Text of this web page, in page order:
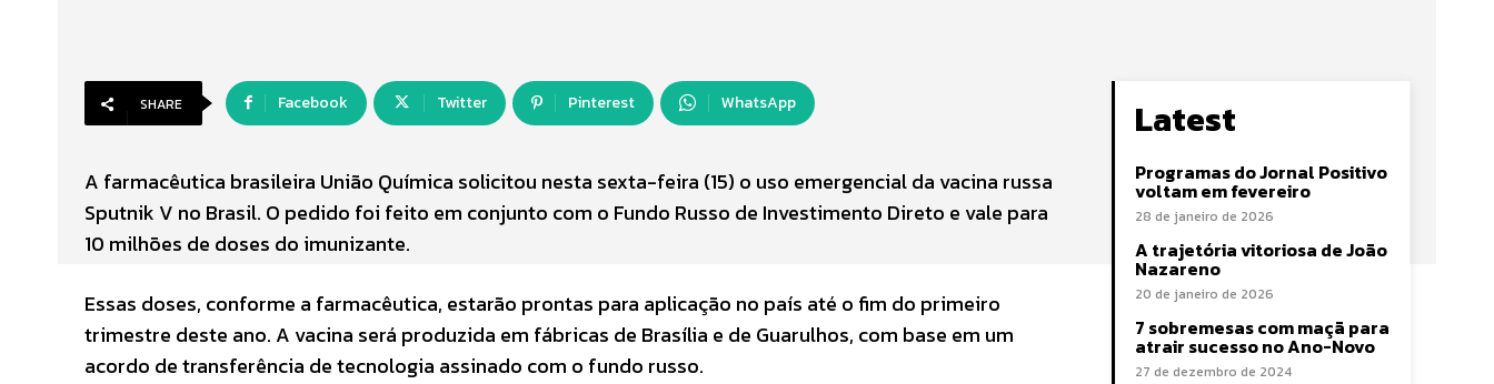
SHARE Facebook Twitter Pinterest WhatsApp
A farmacêutica brasileira União Química solicitou nesta sexta-feira (15) o uso emergencial da vacina russa
Sputnik V no Brasil. O pedido foi feito em conjunto com o Fundo Russo de Investimento Direto e vale para
10 milhões de doses do imunizante.
Essas doses, conforme a farmacêutica, estarão prontas para aplicação no país até o fim do primeiro
trimestre deste ano. A vacina será produzida em fábricas de Brasília e de Guarulhos, com base em um
acordo de transferência de tecnologia assinado com o fundo russo.
Latest
Programas do Jornal Positivo
voltam em fevereiro
28 de janeiro de 2026
A trajetória vitoriosa de João
Nazareno
20 de janeiro de 2026
7 sobremesas com maçã para
atrair sucesso no Ano-Novo
27 de dezembro de 2024